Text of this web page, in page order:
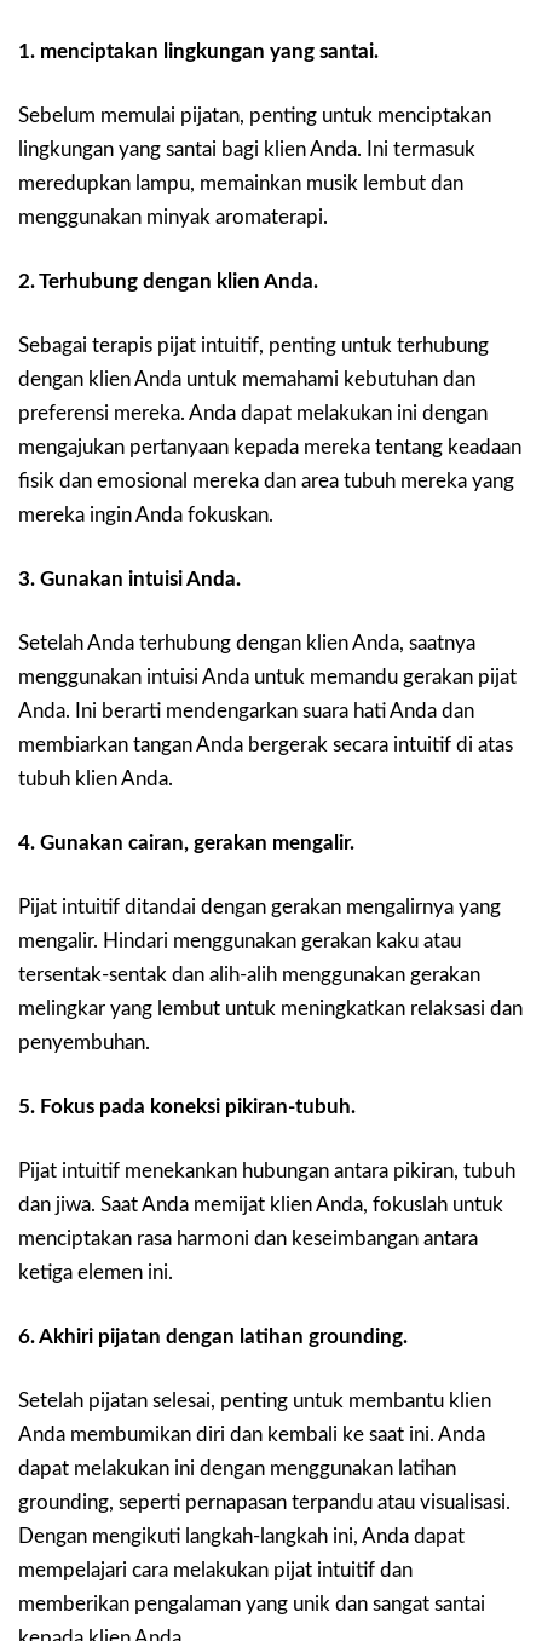
1. menciptakan lingkungan yang santai.
Sebelum memulai pijatan, penting untuk menciptakan
lingkungan yang santai bagi klien Anda. Ini termasuk
meredupkan lampu, memainkan musik lembut dan
menggunakan minyak aromaterapi.
2. Terhubung dengan klien Anda.
Sebagai terapis pijat intuitif, penting untuk terhubung
dengan klien Anda untuk memahami kebutuhan dan
preferensi mereka. Anda dapat melakukan ini dengan
mengajukan pertanyaan kepada mereka tentang keadaan
fisik dan emosional mereka dan area tubuh mereka yang
mereka ingin Anda fokuskan.
3. Gunakan intuisi Anda.
Setelah Anda terhubung dengan klien Anda, saatnya
menggunakan intuisi Anda untuk memandu gerakan pijat
Anda. Ini berarti mendengarkan suara hati Anda dan
membiarkan tangan Anda bergerak secara intuitif di atas
tubuh klien Anda.
4. Gunakan cairan, gerakan mengalir.
Pijat intuitif ditandai dengan gerakan mengalirnya yang
mengalir. Hindari menggunakan gerakan kaku atau
tersentak-sentak dan alih-alih menggunakan gerakan
melingkar yang lembut untuk meningkatkan relaksasi dan
penyembuhan.
5. Fokus pada koneksi pikiran-tubuh.
Pijat intuitif menekankan hubungan antara pikiran, tubuh
dan jiwa. Saat Anda memijat klien Anda, fokuslah untuk
menciptakan rasa harmoni dan keseimbangan antara
ketiga elemen ini.
6. Akhiri pijatan dengan latihan grounding.
Setelah pijatan selesai, penting untuk membantu klien
Anda membumikan diri dan kembali ke saat ini. Anda
dapat melakukan ini dengan menggunakan latihan
grounding, seperti pernapasan terpandu atau visualisasi.
Dengan mengikuti langkah-langkah ini, Anda dapat
mempelajari cara melakukan pijat intuitif dan
memberikan pengalaman yang unik dan sangat santai